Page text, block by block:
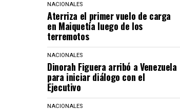
NACIONALES
Aterriza el primer vuelo de carga
en Maiquetía luego de los
terremotos
NACIONALES
Dinorah Figuera arribó a Venezuela
para iniciar diálogo con el
Ejecutivo
NACIONALES